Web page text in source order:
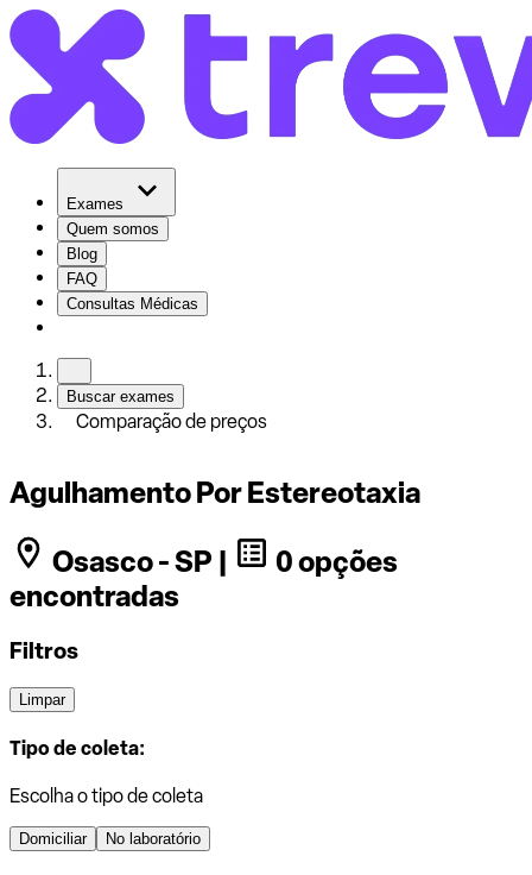
Exames
Quem somos
Blog
FAQ
Consultas Médicas
Buscar exames
Comparação de preços
Agulhamento Por Estereotaxia
Osasco - SP |
0 opções
encontradas
Filtros
Limpar
Tipo de coleta:
Escolha o tipo de coleta
Domiciliar No laboratório